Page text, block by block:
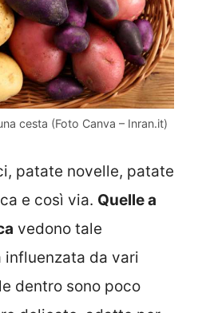
cesta (Foto Canva – Inran.it)
patate novelle, patate
e così via. Quelle a
vedono tale
influenzata da vari
dentro sono poco